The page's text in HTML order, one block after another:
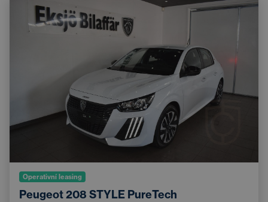
Operativní leasing
Peugeot 208 STYLE PureTech